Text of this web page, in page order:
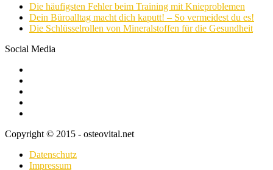
Die häufigsten Fehler beim Training mit Knieproblemen
Dein Büroalltag macht dich kaputt! – So vermeidest du es!
Die Schlüsselrollen von Mineralstoffen für die Gesundheit
Social Media
Copyright © 2015 - osteovital.net
Datenschutz
Impressum